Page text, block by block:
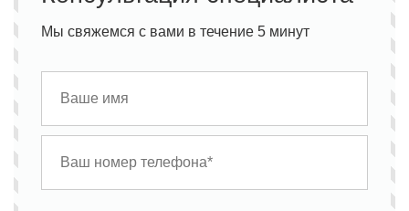
Мы свяжемся с вами в течение 5 минут